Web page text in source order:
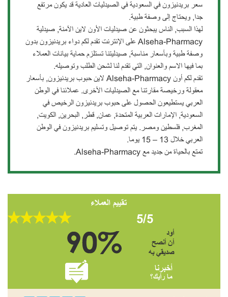
سعر بريدنيزون في السعودية في الصيدليات العادية قد يكون مرتفع
جدا, ويحتاج إلى وصفة طبية.
لهذا السبب, الناس يبحثون عن صيدليات الأون لاين الآمنة, صيدلية
Alseha-Pharmacy على الإنترنت تقدم لكم دواء بريدنيزون بدون
وصفة طبية وبأسعار مناسبة, صيدليتنا تستلزم حماية بيانات العملاء
بما فيها الاسم والعنوان, التي تقدم لنا لشحن الطلب وتوصيله.
تقدم لكم أون Alseha-Pharmacy لاين حبوب بريدنيزون, بأسعار
معقولة ورخيصة مقارتنا مع الصيدليات الأخرى. عملائنا في الوطن
العربي يستطيعون الحصول على حبوب بريدنيزون الرخيص في
السعودية, الإمارات العربية المتحدة, عمان, قطر, البحرين, الكويت,
المغرب, فلسطين ومصر. يتم توصيل وتسليم بريدنيزون في الوطن
العربي خلال 13 – 15 يوما.
تمتع بالحياة من جديد مع Alseha-Pharmacy.
تقييم العملاء
5/5
أود
أن أنصح
صديقي به
أخبرنا
ما رأيك؟